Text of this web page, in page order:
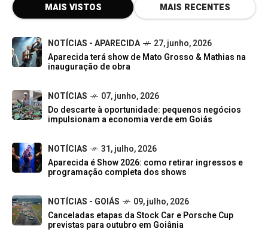
MAIS VISTOS MAIS RECENTES
NOTÍCIAS - APARECIDA
27, junho, 2026
Aparecida terá show de Mato Grosso & Mathias na
inauguração de obra
NOTÍCIAS
07, junho, 2026
Do descarte à oportunidade: pequenos negócios
impulsionam a economia verde em Goiás
NOTÍCIAS
31, julho, 2026
Aparecida é Show 2026: como retirar ingressos e
programação completa dos shows
NOTÍCIAS - GOIÁS
09, julho, 2026
Canceladas etapas da Stock Car e Porsche Cup
previstas para outubro em Goiânia